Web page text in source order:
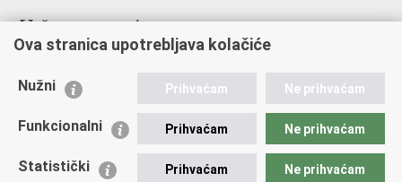
Važne poveznice
Ministarstvo unutarnjih poslova
Udruge
Policijska akademija
Zaklada policijske solidarnosti
Ova stranica upotrebljava kolačiće
Nužni Prihvaćam Ne prihvaćam
Funkcionalni Prihvaćam Ne prihvaćam
Statistički Prihvaćam Ne prihvaćam